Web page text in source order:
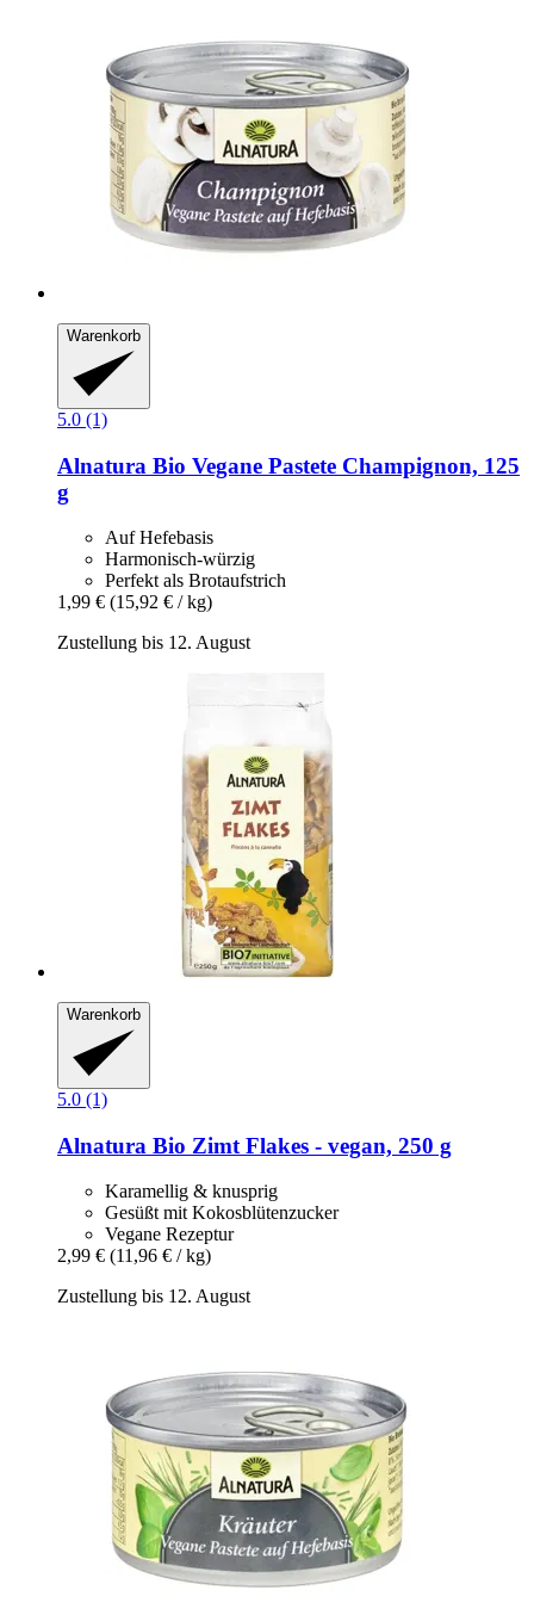
Warenkorb
5.0 (1)
Alnatura Bio Vegane Pastete Champignon, 125
g
Auf Hefebasis
Harmonisch-würzig
Perfekt als Brotaufstrich
1,99 € (15,92 € / kg)
Zustellung bis 12. August
Warenkorb
5.0 (1)
Alnatura Bio Zimt Flakes -​ vegan, 250 g
Karamellig & knusprig
Gesüßt mit Kokosblütenzucker
Vegane Rezeptur
2,99 € (11,96 € / kg)
Zustellung bis 12. August